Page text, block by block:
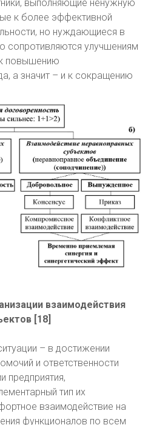
выполняющие ненужную
к более эффективной
но нуждающиеся в
сопротивляются улучшениям
повышению
а значит – и к сокращению
взаимодействия
[18]
– в достижении
и ответственности
предприятия,
тип их
взаимодействие на
функционалов по всем